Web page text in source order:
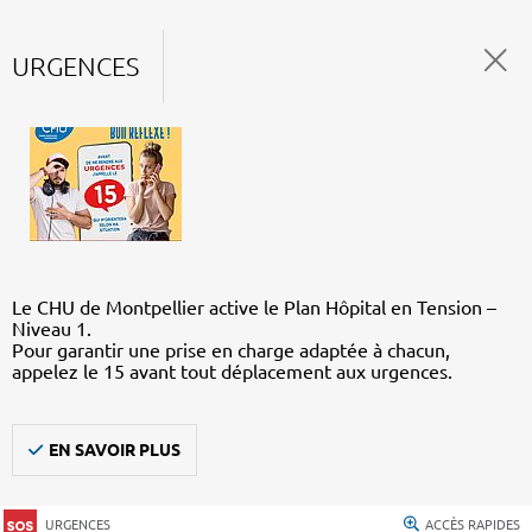
URGENCES
Le CHU de Montpellier active le Plan Hôpital en Tension –
Niveau 1.
Pour garantir une prise en charge adaptée à chacun,
appelez le 15 avant tout déplacement aux urgences.
EN SAVOIR PLUS
URGENCES ACCÈS RAPIDES